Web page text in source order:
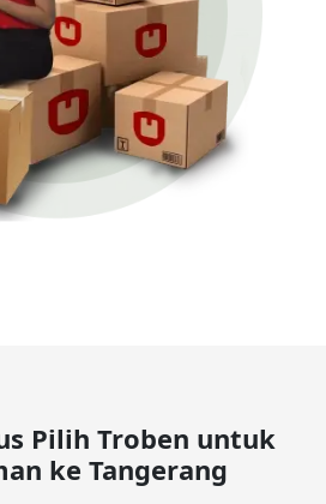
Pilih Troben untuk
ke Tangerang